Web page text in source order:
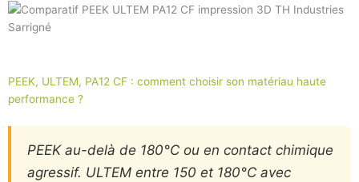
PEEK, ULTEM, PA12 CF : comment choisir son matériau haute
performance ?
PEEK au-delà de 180°C ou en contact chimique
agressif. ULTEM entre 150 et 180°C avec